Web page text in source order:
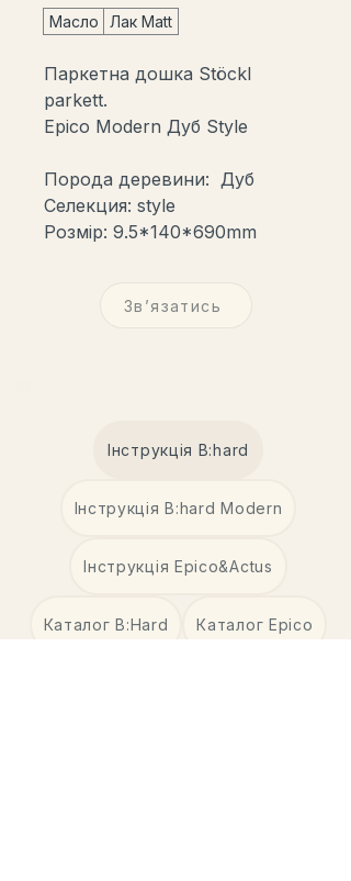
Квадратний
метр
Масло Лак Matt
Паркетна дошка Stöckl
parkett.
Epico Modern Дуб Style
Порода деревини: Дуб
Селекция: style
Розмір: 9.5*140*690mm
Звʼязатись
Інструкція B:hard
Інструкція B:hard Modern
Інструкція Epico&Actus
Каталог B:Hard Каталог Epico